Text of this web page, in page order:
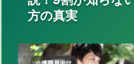
方の真実